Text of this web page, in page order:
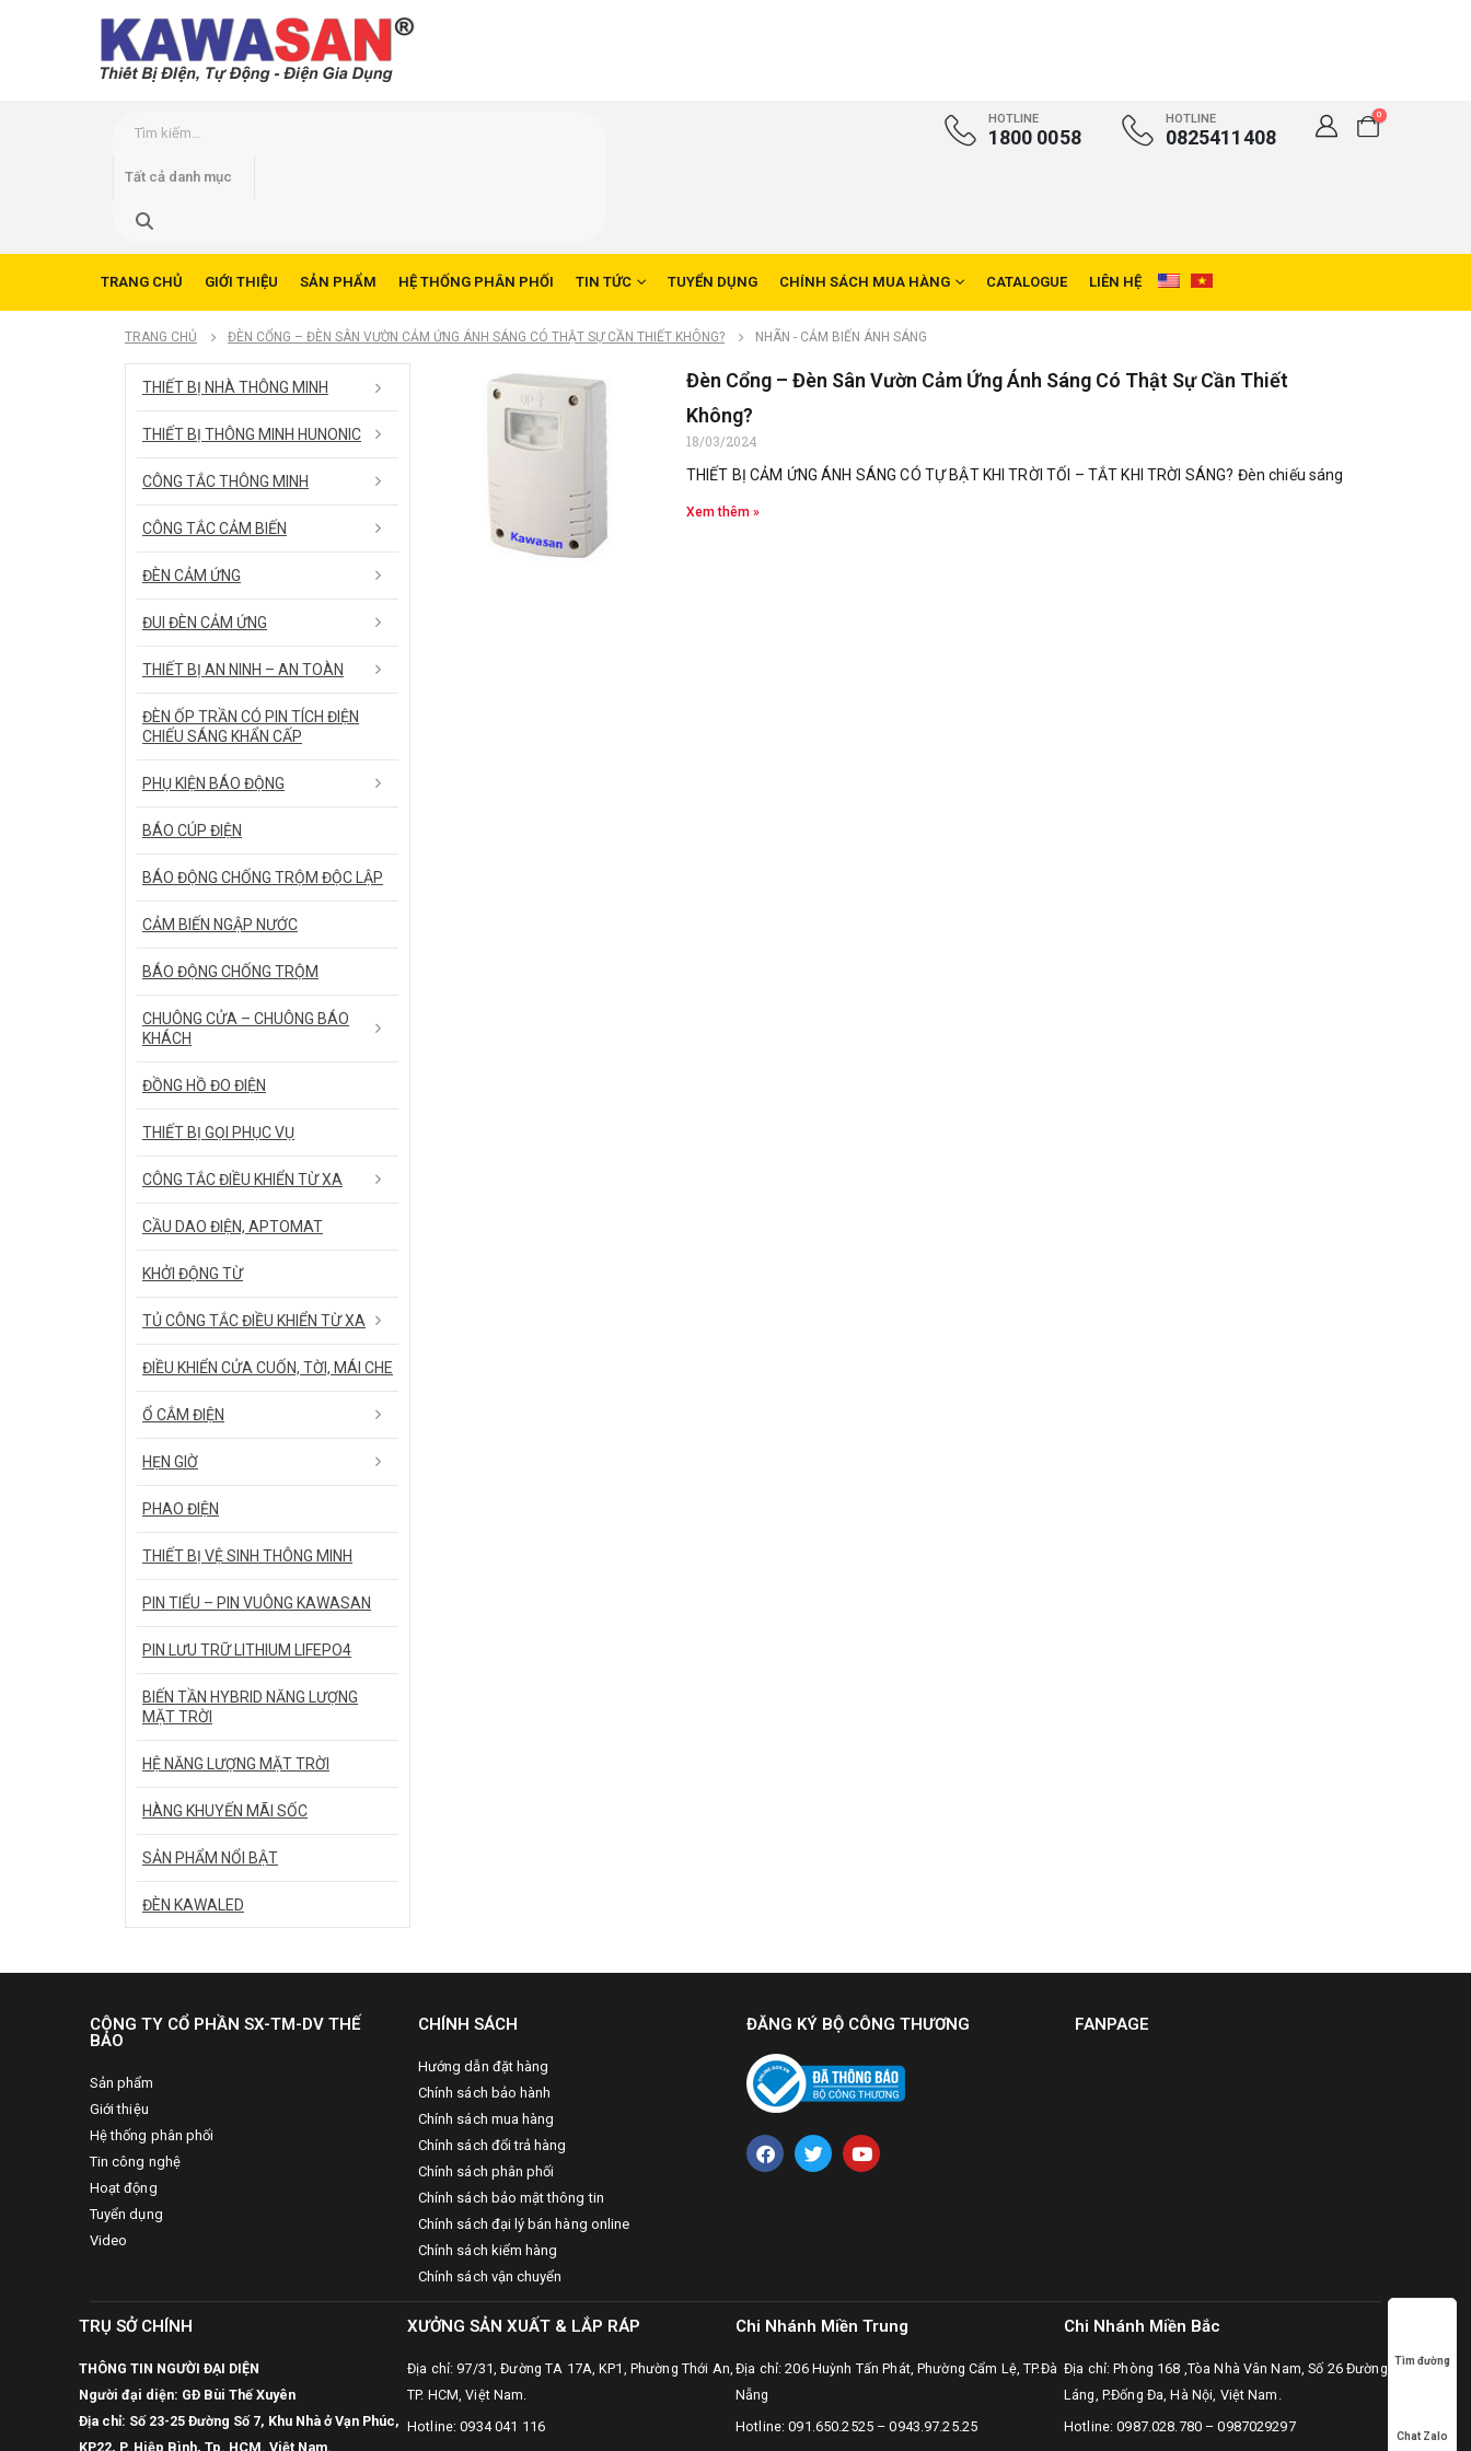
HOTLINE
1800 0058
HOTLINE
0825411408
0
TRANG CHỦ GIỚI THIỆU SẢN PHẨM HỆ THỐNG PHÂN PHỐI TIN TỨC TUYỂN DỤNG CHÍNH SÁCH MUA HÀNG CATALOGUE LIÊN HỆ
TRANG CHỦ ĐÈN CỔNG – ĐÈN SÂN VƯỜN CẢM ỨNG ÁNH SÁNG CÓ THẬT SỰ CẦN THIẾT KHÔNG? NHÃN - CẢM BIẾN ÁNH SÁNG
Đèn Cổng – Đèn Sân Vườn Cảm Ứng Ánh Sáng Có Thật Sự Cần Thiết
Không?
18/03/2024
THIẾT BỊ CẢM ỨNG ÁNH SÁNG CÓ TỰ BẬT KHI TRỜI TỐI – TẮT KHI TRỜI SÁNG? Đèn chiếu sáng
Xem thêm »
THIẾT BỊ NHÀ THÔNG MINH
THIẾT BỊ THÔNG MINH HUNONIC
CÔNG TẮC THÔNG MINH
CÔNG TẮC CẢM BIẾN
ĐÈN CẢM ỨNG
ĐUI ĐÈN CẢM ỨNG
THIẾT BỊ AN NINH – AN TOÀN
ĐÈN ỐP TRẦN CÓ PIN TÍCH ĐIỆN
CHIẾU SÁNG KHẨN CẤP
PHỤ KIỆN BÁO ĐỘNG
BÁO CÚP ĐIỆN
BÁO ĐỘNG CHỐNG TRỘM ĐỘC LẬP
CẢM BIẾN NGẬP NƯỚC
BÁO ĐỘNG CHỐNG TRỘM
CHUÔNG CỬA – CHUÔNG BÁO
KHÁCH
ĐỒNG HỒ ĐO ĐIỆN
THIẾT BỊ GỌI PHỤC VỤ
CÔNG TẮC ĐIỀU KHIỂN TỪ XA
CẦU DAO ĐIỆN, APTOMAT
KHỞI ĐỘNG TỪ
TỦ CÔNG TẮC ĐIỀU KHIỂN TỪ XA
ĐIỀU KHIỂN CỬA CUỐN, TỜI, MÁI CHE
Ổ CẮM ĐIỆN
HẸN GIỜ
PHAO ĐIỆN
THIẾT BỊ VỆ SINH THÔNG MINH
PIN TIỂU – PIN VUÔNG KAWASAN
PIN LƯU TRỮ LITHIUM LIFEPO4
BIẾN TẦN HYBRID NĂNG LƯỢNG
MẶT TRỜI
HỆ NĂNG LƯỢNG MẶT TRỜI
HÀNG KHUYẾN MÃI SỐC
SẢN PHẨM NỔI BẬT
ĐÈN KAWALED
CÔNG TY CỔ PHẦN SX-TM-DV THẾ
BẢO
Sản phẩm
Giới thiệu
Hệ thống phân phối
Tin công nghệ
Hoạt động
Tuyển dụng
Video
CHÍNH SÁCH
Hướng dẫn đặt hàng
Chính sách bảo hành
Chính sách mua hàng
Chính sách đổi trả hàng
Chính sách phân phối
Chính sách bảo mật thông tin
Chính sách đại lý bán hàng online
Chính sách kiểm hàng
Chính sách vận chuyển
ĐĂNG KÝ BỘ CÔNG THƯƠNG FANPAGE
TRỤ SỞ CHÍNH
THÔNG TIN NGƯỜI ĐẠI DIỆN
Người đại diện: GĐ Bùi Thế Xuyên
Địa chỉ: Số 23-25 Đường Số 7, Khu Nhà ở Vạn Phúc,
KP22, P. Hiệp Bình, Tp. HCM. Việt Nam.
XƯỞNG SẢN XUẤT & LẮP RÁP
Địa chỉ: 97/31, Đường TA 17A, KP1, Phường Thới An,
TP. HCM, Việt Nam.
Hotline: 0934 041 116
Chi Nhánh Miền Trung
Địa chỉ: 206 Huỳnh Tấn Phát, Phường Cẩm Lệ, TP.Đà
Nẵng
Hotline: 091.650.2525 – 0943.97.25.25
Chi Nhánh Miền Bắc
Địa chỉ: Phòng 168 ,Tòa Nhà Vân Nam, Số 26 Đường
Láng, P.Đống Đa, Hà Nội, Việt Nam.
Hotline: 0987.028.780–0987029297
Tìm đường
Chat Zalo